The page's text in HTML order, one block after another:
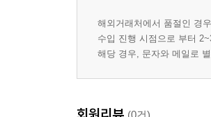
해외거래처에서 품절인 경
수입 진행 시점으로 부터
해당 경우, 문자와 메일로
(0건)